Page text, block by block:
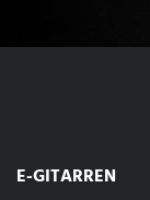
E-GITARREN